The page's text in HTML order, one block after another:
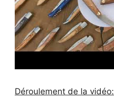
Déroulement de la vidéo: